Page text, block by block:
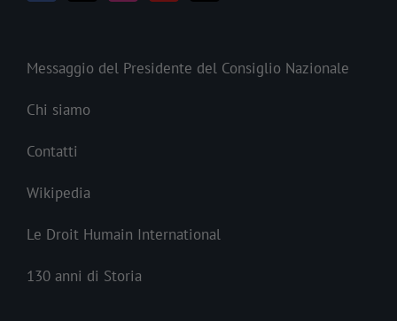
Messaggio del Presidente del Consiglio Nazionale
Chi siamo
Contatti
Wikipedia
Le Droit Humain International
130 anni di Storia